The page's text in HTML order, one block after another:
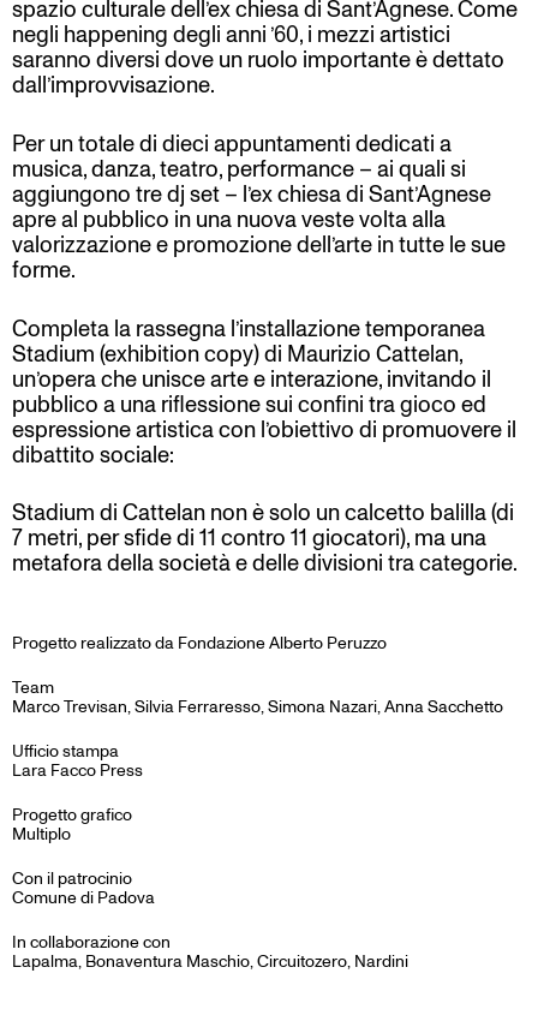
spazio culturale dell’ex chiesa di Sant’Agnese. Come
negli happening degli anni ’60, i mezzi artistici
saranno diversi dove un ruolo importante è dettato
dall’improvvisazione.
Per un totale di dieci appuntamenti dedicati a
musica, danza, teatro, performance – ai quali si
aggiungono tre dj set – l’ex chiesa di Sant’Agnese
apre al pubblico in una nuova veste volta alla
valorizzazione e promozione dell’arte in tutte le sue
forme.
Completa la rassegna l’installazione temporanea
Stadium (exhibition copy) di Maurizio Cattelan,
un’opera che unisce arte e interazione, invitando il
pubblico a una riflessione sui confini tra gioco ed
espressione artistica con l’obiettivo di promuovere il
dibattito sociale:
Stadium di Cattelan non è solo un calcetto balilla (di
7 metri, per sfide di 11 contro 11 giocatori), ma una
metafora della società e delle divisioni tra categorie.
Progetto realizzato da Fondazione Alberto Peruzzo
Team
Marco Trevisan, Silvia Ferraresso, Simona Nazari, Anna Sacchetto
Ufficio stampa
Lara Facco Press
Progetto grafico
Multiplo
Con il patrocinio
Comune di Padova
In collaborazione con
Lapalma, Bonaventura Maschio, Circuitozero, Nardini